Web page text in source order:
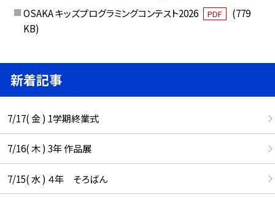
OSAKA キッズプログラミングコンテスト2026
PDF
(779
KB)
新着記事
7/17( 金 ) 1学期終業式
7/16( 木 ) 3年 作品展
7/15( 水 ) ４年 そろばん